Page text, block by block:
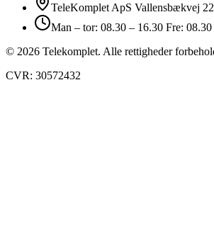
TeleKomplet ApS Vallensbækvej
Man – tor: 08.30 – 16.30 Fre:
© 2026 Telekomplet. Alle rettigheder
CVR: 30572432